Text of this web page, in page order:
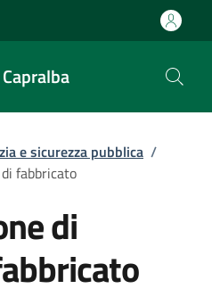
e sicurezza pubblica /
fabbricato
di